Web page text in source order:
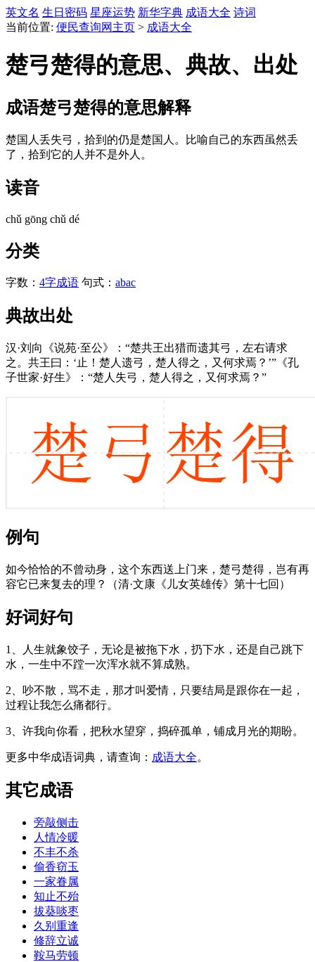
英文名 生日密码 星座运势 新华字典 成语大全 诗词
当前位置: 便民查询网主页 > 成语大全
楚弓楚得的意思、典故、出处
成语楚弓楚得的意思解释
楚国人丢失弓，拾到的仍是楚国人。比喻自己的东西虽然丢
了，拾到它的人并不是外人。
读音
chǔ gōng chǔ dé
分类
字数： 4字成语 句式： abac
典故出处
汉·刘向《说苑·至公》：“楚共王出猎而遗其弓，左右请求
之。共王曰：‘止！楚人遗弓，楚人得之，又何求焉？’”《孔
子世家·好生》：“楚人失弓，楚人得之，又何求焉？”
例句
如今恰恰的不曾动身，这个东西送上门来，楚弓楚得，岂有再
容它已来复去的理？（清·文康《儿女英雄传》第十七回）
好词好句
1、人生就象饺子，无论是被拖下水，扔下水，还是自己跳下
水，一生中不蹚一次浑水就不算成熟。
2、吵不散，骂不走，那才叫爱情，只要结局是跟你在一起，
过程让我怎么痛都行。
3、许我向你看，把秋水望穿，捣碎孤单，铺成月光的期盼。
更多中华成语词典，请查询： 成语大全。
其它成语
旁敲侧击
人情冷暖
不丰不杀
偷香窃玉
一家眷属
知止不殆
拔葵啖枣
久别重逢
修辞立诚
鞍马劳顿